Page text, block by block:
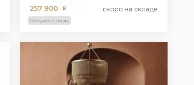
257 900 ₽ скоро на складе
Получить скидку